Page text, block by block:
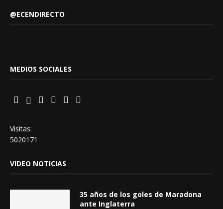
@ECENDIRECTO
MEDIOS SOCIALES
Visitas:
5020171
VIDEO NOTICIAS
35 años de los goles de Maradona
ante Inglaterra